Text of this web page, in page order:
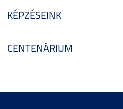
KÉPZÉSEINK
CENTENÁRIUM